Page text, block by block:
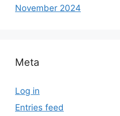
November 2024
Meta
Log in
Entries feed